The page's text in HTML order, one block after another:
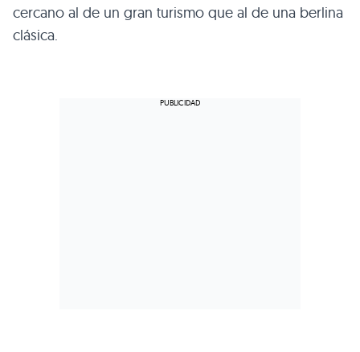
cercano al de un gran turismo que al de una berlina
clásica.